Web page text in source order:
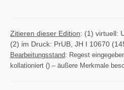
Zitieren dieser Edition: (1) virtuell:
(2) im Druck: PrUB, JH I 10670
Bearbeitungsstand: Regest
kollationiert () – äußere Merkmale